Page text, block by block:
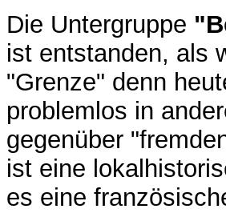
Die Untergruppe
ist entstanden, als
"Grenze" denn
problemlos in
gegenüber
ist eine
es eine